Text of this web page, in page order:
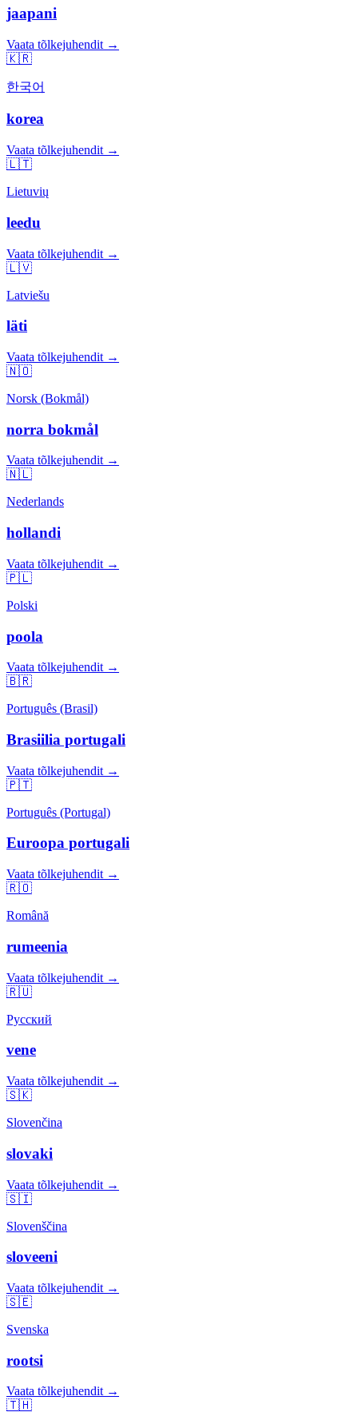
jaapani
Vaata tõlkejuhendit →
🇰🇷
한국어
korea
Vaata tõlkejuhendit →
🇱🇹
Lietuvių
leedu
Vaata tõlkejuhendit →
🇱🇻
Latviešu
läti
Vaata tõlkejuhendit →
🇳🇴
Norsk (Bokmål)
norra bokmål
Vaata tõlkejuhendit →
🇳🇱
Nederlands
hollandi
Vaata tõlkejuhendit →
🇵🇱
Polski
poola
Vaata tõlkejuhendit →
🇧🇷
Português (Brasil)
Brasiilia portugali
Vaata tõlkejuhendit →
🇵🇹
Português (Portugal)
Euroopa portugali
Vaata tõlkejuhendit →
🇷🇴
Română
rumeenia
Vaata tõlkejuhendit →
🇷🇺
Русский
vene
Vaata tõlkejuhendit →
🇸🇰
Slovenčina
slovaki
Vaata tõlkejuhendit →
🇸🇮
Slovenščina
sloveeni
Vaata tõlkejuhendit →
🇸🇪
Svenska
rootsi
Vaata tõlkejuhendit →
🇹🇭